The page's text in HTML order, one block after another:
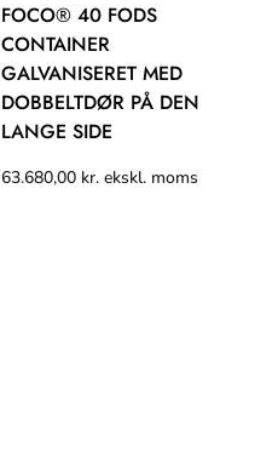
FOCO® 40 FODS
CONTAINER
GALVANISERET MED
DOBBELTDØR PÅ DEN
LANGE SIDE
63.680,00 kr.ekskl. moms